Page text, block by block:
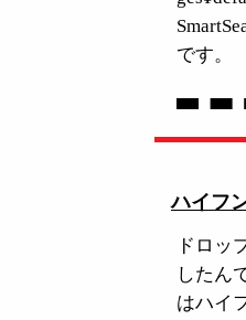
です。
ハイフ
ドロッ
したん
はハイ